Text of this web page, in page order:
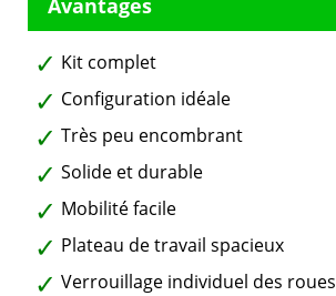
Kit complet
Configuration idéale
Très peu encombrant
Solide et durable
Mobilité facile
Plateau de travail spacieux
Verrouillage individuel des roues